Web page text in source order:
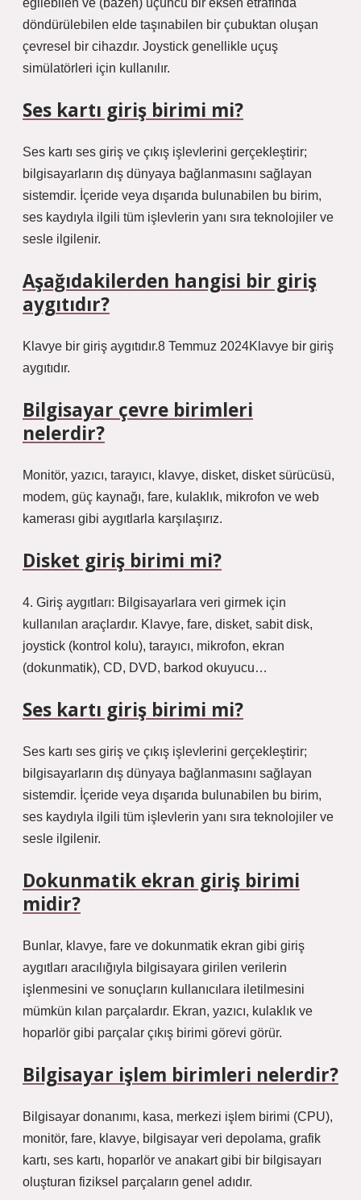
eğilebilen ve (bazen) üçüncü bir eksen etrafında
döndürülebilen elde taşınabilen bir çubuktan oluşan
çevresel bir cihazdır. Joystick genellikle uçuş
simülatörleri için kullanılır.
Ses kartı giriş birimi mi?
Ses kartı ses giriş ve çıkış işlevlerini gerçekleştirir;
bilgisayarların dış dünyaya bağlanmasını sağlayan
sistemdir. İçeride veya dışarıda bulunabilen bu birim,
ses kaydıyla ilgili tüm işlevlerin yanı sıra teknolojiler ve
sesle ilgilenir.
Aşağıdakilerden hangisi bir giriş
aygıtıdır?
Klavye bir giriş aygıtıdır.8 Temmuz 2024Klavye bir giriş
aygıtıdır.
Bilgisayar çevre birimleri
nelerdir?
Monitör, yazıcı, tarayıcı, klavye, disket, disket sürücüsü,
modem, güç kaynağı, fare, kulaklık, mikrofon ve web
kamerası gibi aygıtlarla karşılaşırız.
Disket giriş birimi mi?
4. Giriş aygıtları: Bilgisayarlara veri girmek için
kullanılan araçlardır. Klavye, fare, disket, sabit disk,
joystick (kontrol kolu), tarayıcı, mikrofon, ekran
(dokunmatik), CD, DVD, barkod okuyucu…
Ses kartı giriş birimi mi?
Ses kartı ses giriş ve çıkış işlevlerini gerçekleştirir;
bilgisayarların dış dünyaya bağlanmasını sağlayan
sistemdir. İçeride veya dışarıda bulunabilen bu birim,
ses kaydıyla ilgili tüm işlevlerin yanı sıra teknolojiler ve
sesle ilgilenir.
Dokunmatik ekran giriş birimi
midir?
Bunlar, klavye, fare ve dokunmatik ekran gibi giriş
aygıtları aracılığıyla bilgisayara girilen verilerin
işlenmesini ve sonuçların kullanıcılara iletilmesini
mümkün kılan parçalardır. Ekran, yazıcı, kulaklık ve
hoparlör gibi parçalar çıkış birimi görevi görür.
Bilgisayar işlem birimleri nelerdir?
Bilgisayar donanımı, kasa, merkezi işlem birimi (CPU),
monitör, fare, klavye, bilgisayar veri depolama, grafik
kartı, ses kartı, hoparlör ve anakart gibi bir bilgisayarı
oluşturan fiziksel parçaların genel adıdır.